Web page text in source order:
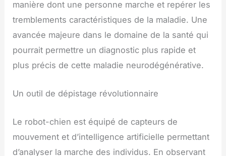
manière dont une personne marche et repérer les
tremblements caractéristiques de la maladie. Une
avancée majeure dans le domaine de la santé qui
pourrait permettre un diagnostic plus rapide et
plus précis de cette maladie neurodégénérative.
Un outil de dépistage révolutionnaire
Le robot-chien est équipé de capteurs de
mouvement et d’intelligence artificielle permettant
d’analyser la marche des individus. En observant